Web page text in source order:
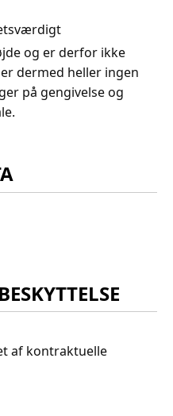
og er derfor ikke
dermed heller ingen
på gengivelse og
af kontraktuelle